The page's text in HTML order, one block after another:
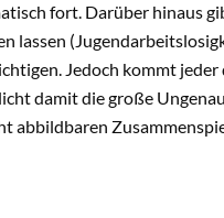
fort. Darüber hinaus
lassen
Jedoch kommt
damit die große
abbildbaren